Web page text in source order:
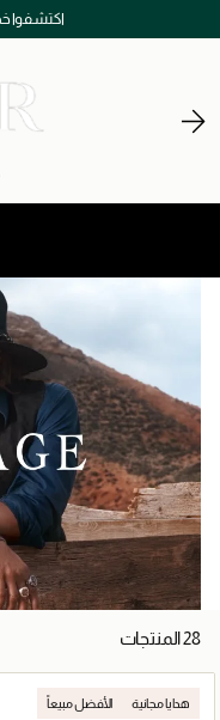
اكتشفوا
28 المنتجات
هدايا مجانية الأفضل مبيعاً